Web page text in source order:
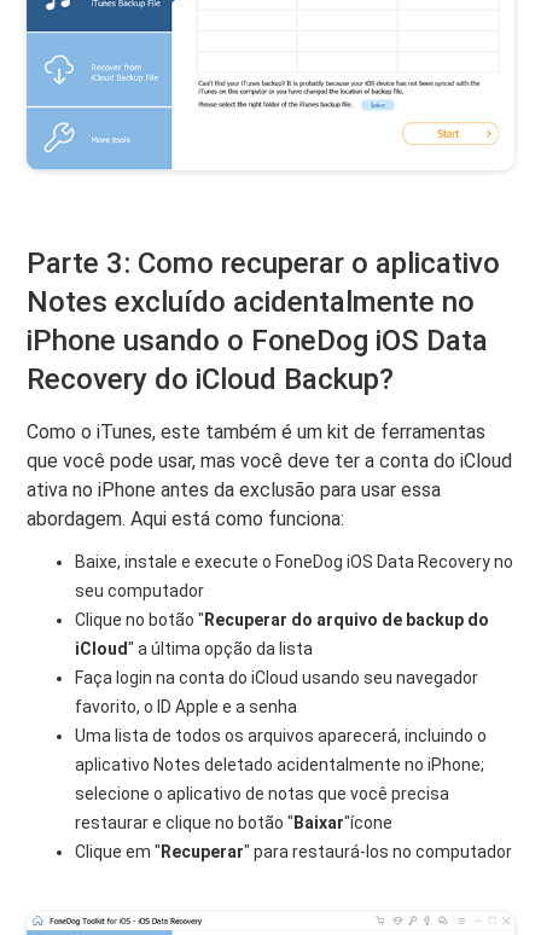
Parte 3: Como recuperar o aplicativo
Notes excluído acidentalmente no
iPhone usando o FoneDog iOS Data
Recovery do iCloud Backup?
Como o iTunes, este também é um kit de ferramentas
que você pode usar, mas você deve ter a conta do iCloud
ativa no iPhone antes da exclusão para usar essa
abordagem. Aqui está como funciona:
Baixe, instale e execute o FoneDog iOS Data Recovery no
seu computador
Clique no botão " Recuperar do arquivo de backup do
iCloud" a última opção da lista
Faça login na conta do iCloud usando seu navegador
favorito, o ID Apple e a senha
Uma lista de todos os arquivos aparecerá, incluindo o
aplicativo Notes deletado acidentalmente no iPhone;
selecione o aplicativo de notas que você precisa
restaurar e clique no botão " Baixar"ícone
Clique em " Recuperar" para restaurá-los no computador